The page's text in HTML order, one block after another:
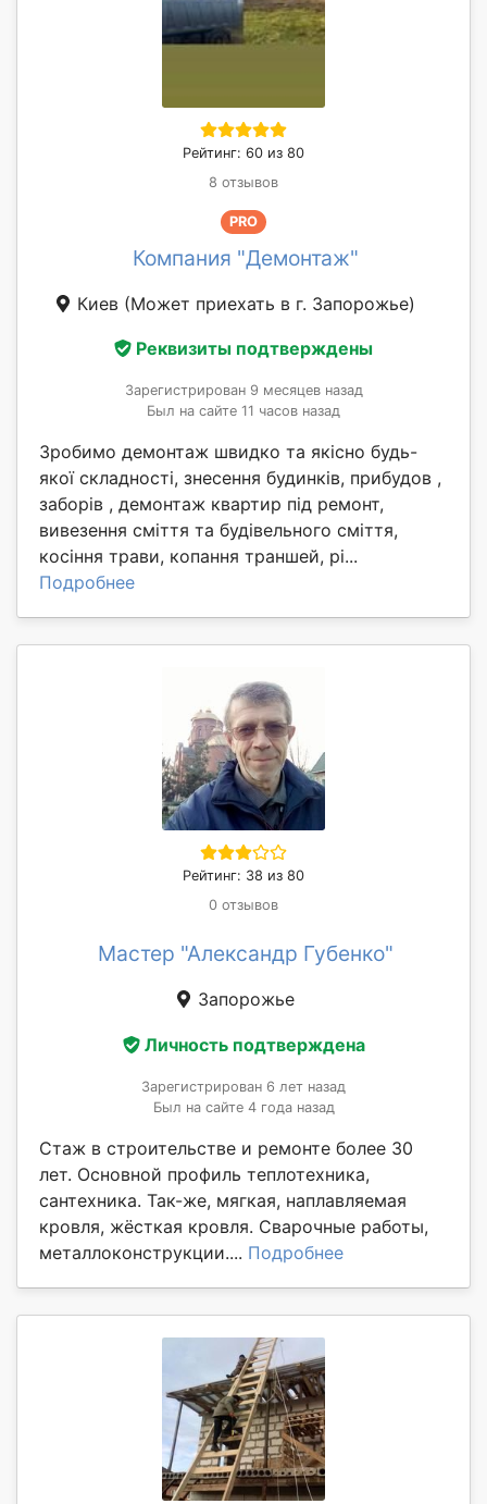
Рейтинг: 60 из 80
8 отзывов
PRO
Компания "Демонтаж"
Киев (Может приехать в г. Запорожье)
Реквизиты подтверждены
Зарегистрирован 9 месяцев назад
Был на сайте 11 часов назад
Зробимо демонтаж швидко та якісно будь-
якої складності, знесення будинків, прибудов ,
заборів , демонтаж квартир під ремонт,
вивезення сміття та будівельного сміття,
косіння трави, копання траншей, рі...
Подробнее
Рейтинг: 38 из 80
0 отзывов
Мастер "Александр Губенко"
Запорожье
Личность подтверждена
Зарегистрирован 6 лет назад
Был на сайте 4 года назад
Стаж в строительстве и ремонте более 30
лет. Основной профиль теплотехника,
сантехника. Так-же, мягкая, наплавляемая
кровля, жёсткая кровля. Сварочные работы,
металлоконструкции.... Подробнее